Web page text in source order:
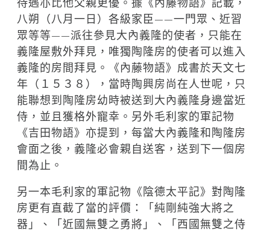
待遇亦比他父親更優。據《內藤物語》記載，
八朔（八月一日）各級家臣——一門眾、近習
眾等等——派往參見大內義隆的使者，只能在
義隆屋敷外拜見，唯獨陶隆房的使者可以進入
義隆的房間拜見。《內藤物語》成書於天文七
年（１５３８），當時陶興房尚在人世呢，只
能聯想到陶隆房幼時被送到大內義隆身邊當近
侍，並且獲格外寵幸。另外毛利家的軍記物
《吉田物語》亦提到，每當大內義隆和陶隆房
會面之後，義隆必會親自送客，送到下一個房
間為止。
另一本毛利家的軍記物《陰德太平記》對陶隆
房更有直截了當的評價：「純剛純強大將之
器」、「近國無雙之勇將」、「西國無雙之侍